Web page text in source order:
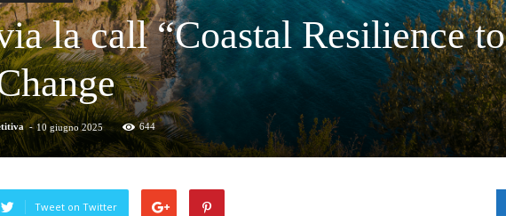
la call “Coastal Resilience to
- 10 giugno 2025 644
Tweet on Twitter